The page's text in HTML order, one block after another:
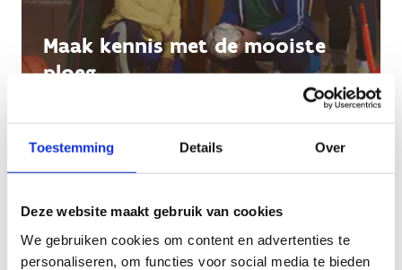
Toestemming Details Over
Deze website maakt gebruik van cookies
We gebruiken cookies om content en advertenties te
personaliseren, om functies voor social media te bieden
Maak kennis met de mooiste
ploeg